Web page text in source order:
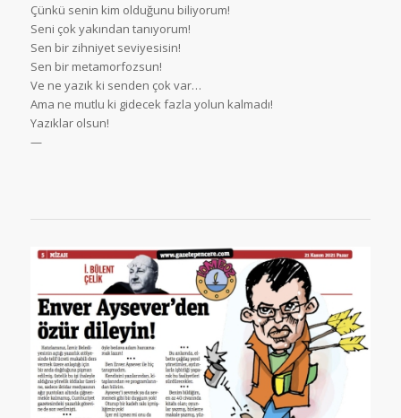
Çünkü senin kim olduğunu biliyorum!
Seni çok yakından tanıyorum!
Sen bir zihniyet seviyesisin!
Sen bir metamorfozsun!
Ve ne yazık ki senden çok var…
Ama ne mutlu ki gidecek fazla yolun kalmadı!
Yazıklar olsun!
—